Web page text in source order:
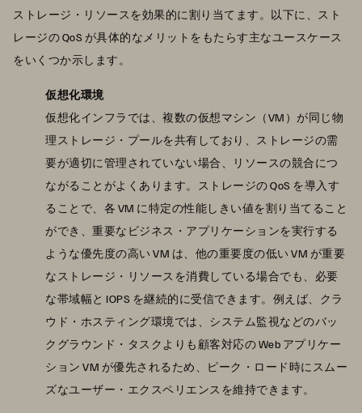
ストレージ・リソースを効果的に割り当てます。以下に、スト
レージの QoS が具体的なメリットをもたらす主なユースケース
をいくつか示します。
仮想化環境
仮想化インフラでは、複数の仮想マシン（VM）が同じ物
理ストレージ・プールを共有しており、ストレージの需
要が適切に管理されていない場合、リソースの競合につ
ながることがよくあります。ストレージの QoS を導入す
ることで、各 VM に特定の性能しきい値を割り当てること
ができ、重要なビジネス・アプリケーションを実行する
ような優先度の高い VM は、他の重要度の低い VM が重要
なストレージ・リソースを消費している場合でも、必要
な帯域幅と IOPS を継続的に受信できます。例えば、クラ
ウド・ホスティング環境では、システム監視などのバッ
クグラウンド・タスクよりも顧客対応の Web アプリケー
ション VM が優先されるため、ピーク・ロード時にスムー
ズなユーザー・エクスペリエンスを維持できます。